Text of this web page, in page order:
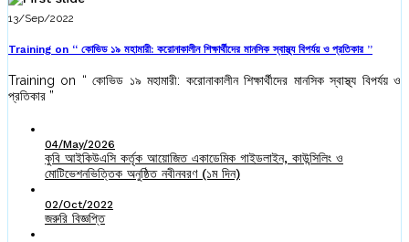
13/Sep/2022
Training on “ কোভিড ১৯ মহামারী: করোনাকালীন শিক্ষার্থীদের মানসিক স্বাস্থ্য বিপর্যয় ও প্রতিকার ”
Training on “ কোভিড ১৯ মহামারী: করোনাকালীন শিক্ষার্থীদের মানসিক স্বাস্থ্য বিপর্যয় ও
প্রতিকার ”
04/May/2026
কুবি আইকিউএসি কর্তৃক আয়োজিত একাডেমিক গাইডলাইন, কাউন্সিলিং ও
মোটিভেশনভিত্তিক অনুষ্ঠিত নবীনবরণ (১ম দিন)
02/Oct/2022
জরুরি বিজ্ঞপ্তি